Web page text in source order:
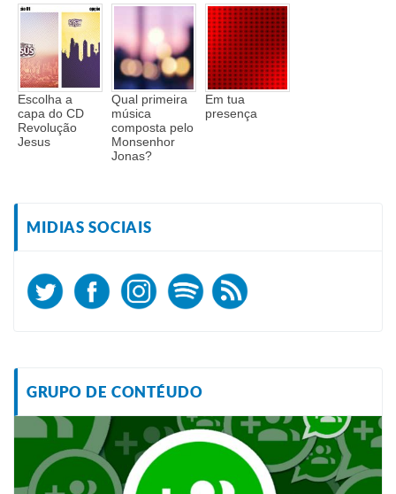
Escolha a
capa do CD
Revolução
Jesus
Qual primeira
música
composta pelo
Monsenhor
Jonas?
Em tua
presença
MIDIAS SOCIAIS
GRUPO DE CONTÉUDO